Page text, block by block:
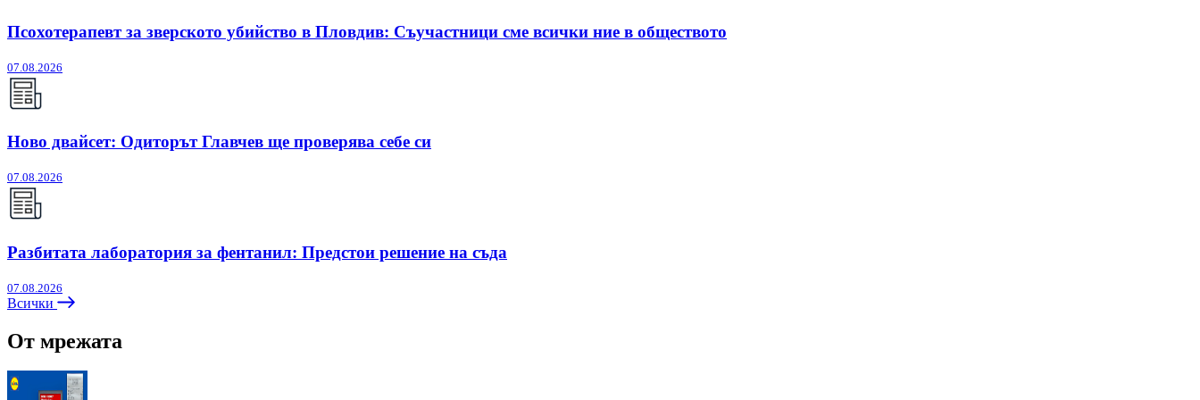
Псохотерапевт за зверското убийство в Пловдив: Съучастници сме всички ние в обществото
07.08.2026
Ново двайсет: Одиторът Главчев ще проверява себе си
07.08.2026
Разбитата лаборатория за фентанил: Предстои решение на съда
07.08.2026
Всички
От мрежата